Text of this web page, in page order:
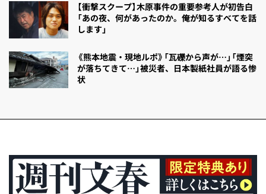
【衝撃スクープ】木原事件の重要参考人が初告白
「あの夜、何があったのか。俺が知るすべてを話
します」
《熊本地震・現地ルポ》「瓦礫から声が…」「煙突
が落ちてきて…」被災者、日本製紙社員が語る惨
状